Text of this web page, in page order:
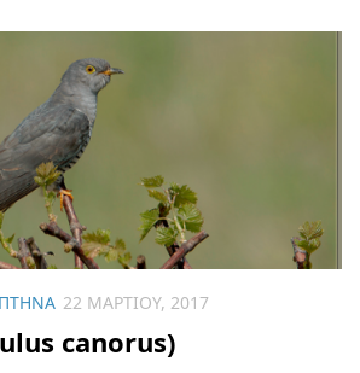
ΠΤΗΝΆ 22 ΜΑΡΤΊΟΥ, 2017
canorus)